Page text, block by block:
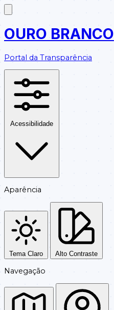
OURO BRANCO
Portal da Transparência
Acessibilidade
Aparência
Tema Claro Alto Contraste
Navegação